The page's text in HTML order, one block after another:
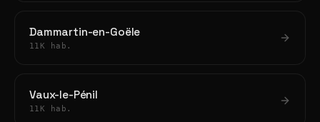
Dammartin-en-Goële
11K hab.
Vaux-le-Pénil
11K hab.